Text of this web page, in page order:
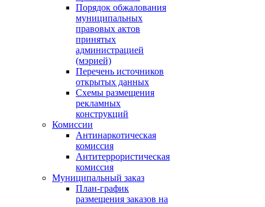
Порядок обжалования
муниципальных
правовых актов
принятых
администрацией
(мэрией)
Перечень источников
открытых данных
Схемы размещения
рекламных
конструкций
Комиссии
Антинаркотическая
комиссия
Антитеррористическая
комиссия
Муниципальный заказ
План-график
размещения заказов на